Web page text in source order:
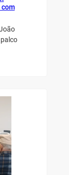
com